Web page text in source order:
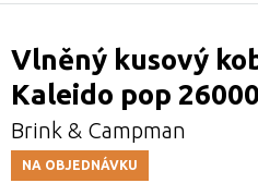
Vlněný kusový
Kaleido pop
Brink & Campman
NA OBJEDNÁVKU